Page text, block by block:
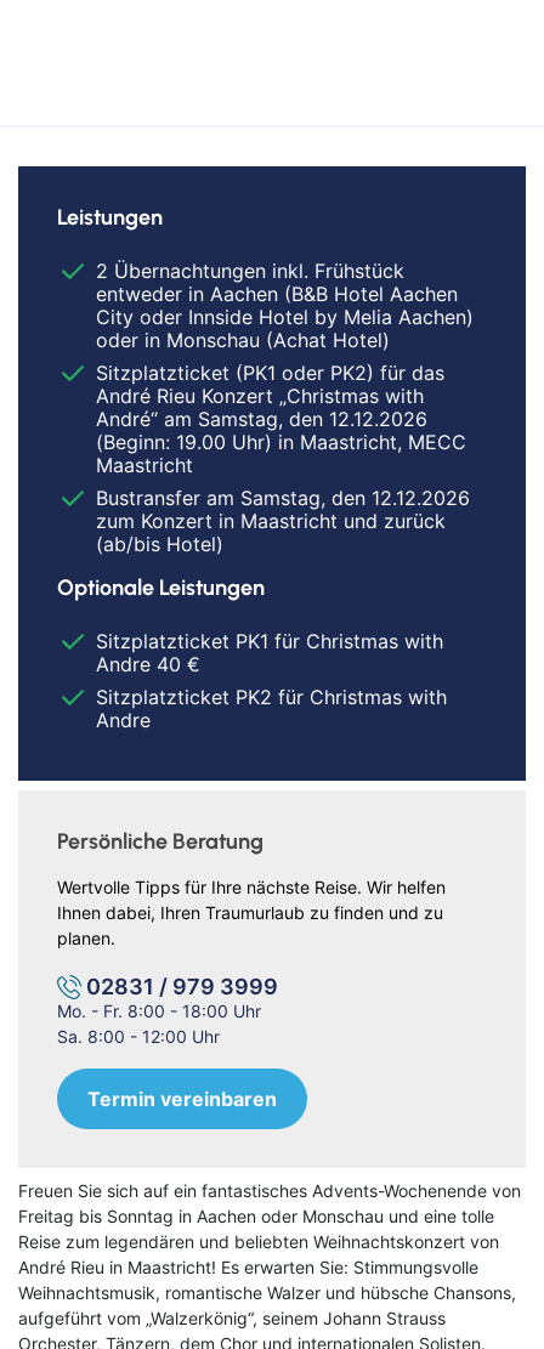
Freuen Sie sich auf ein fantastisches Advents-Wochenende von
Freitag bis Sonntag in Aachen oder Monschau und eine tolle
Reise zum legendären und beliebten Weihnachtskonzert von
André Rieu in Maastricht! Es erwarten Sie: Stimmungsvolle
Weihnachtsmusik, romantische Walzer und hübsche Chansons,
aufgeführt vom „Walzerkönig“, seinem Johann Strauss
Orchester, Tänzern, dem Chor und internationalen Solisten.
Leistungen
2 Übernachtungen inkl. Frühstück
entweder in Aachen (B&B Hotel Aachen
City oder Innside Hotel by Melia Aachen)
oder in Monschau (Achat Hotel)
Sitzplatzticket (PK1 oder PK2) für das
André Rieu Konzert „Christmas with
André“ am Samstag, den 12.12.2026
(Beginn: 19.00 Uhr) in Maastricht, MECC
Maastricht
Bustransfer am Samstag, den 12.12.2026
zum Konzert in Maastricht und zurück
(ab/bis Hotel)
Optionale Leistungen
Sitzplatzticket PK1 für Christmas with
Andre 40 €
Sitzplatzticket PK2 für Christmas with
Andre
Persönliche Beratung
Wertvolle Tipps für Ihre nächste Reise. Wir helfen
Ihnen dabei, Ihren Traumurlaub zu finden und zu
planen.
02831 / 979 3999
Mo. - Fr. 8:00 - 18:00 Uhr
Sa. 8:00 - 12:00 Uhr
Termin vereinbaren